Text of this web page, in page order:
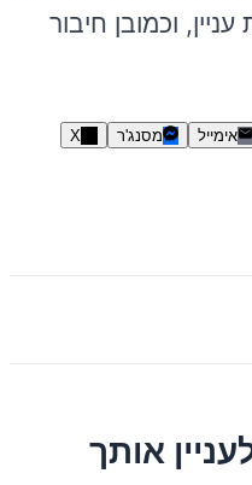
וכמובן חיבור
אימייל מסנג'ר X
אותך